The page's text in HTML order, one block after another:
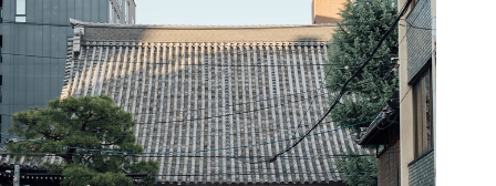
影
師
帶
你
走
完